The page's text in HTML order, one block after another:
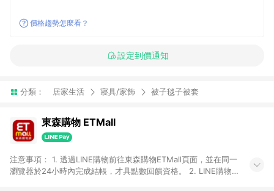
價格趨勢怎麼看？
設定到價通知
分類： 居家生活 寢具/家飾 被子毯子被套
東森購物 ETMall
注意事項： 1. 透過LINE購物前往東森購物ETMall頁面，並在同一
瀏覽器於24小時內完成結帳，才具點數回饋資格。 2. LINE購物